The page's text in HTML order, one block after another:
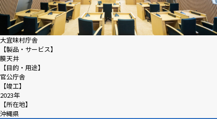
大宜味村庁舎
【製品・サービス】
膜天井
【目的・用途】
官公庁舎
【竣工】
2023年
【所在地】
沖縄県